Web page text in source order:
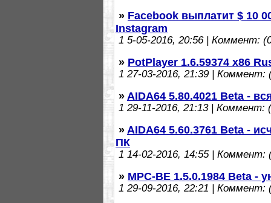
» Facebook выплатит $ 10
Instagram
1 5-05-2016, 20:56 | Коммент:
» PotPlayer 1.6.59374 x86
1 27-03-2016, 21:39 | Коммент:
» AIDA64 5.80.4021 Beta -
1 29-11-2016, 21:13 | Коммент:
» AIDA64 5.60.3761 Beta -
ПК
1 14-02-2016, 14:55 | Коммент:
» MPC-BE 1.5.0.1984 Beta -
1 29-09-2016, 22:21 | Коммент: